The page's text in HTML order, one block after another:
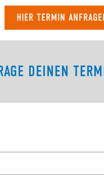
HIER TERMIN
DEINEN